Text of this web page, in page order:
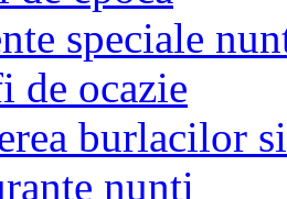
speciale
de ocazie
burlacilor
nunti